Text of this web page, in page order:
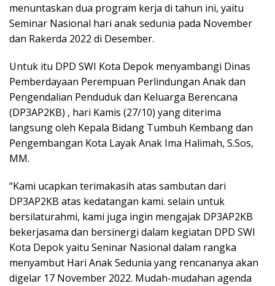
menuntaskan dua program kerja di tahun ini, yaitu
Seminar Nasional hari anak sedunia pada November
dan Rakerda 2022 di Desember.
Untuk itu DPD SWI Kota Depok menyambangi Dinas
Pemberdayaan Perempuan Perlindungan Anak dan
Pengendalian Penduduk dan Keluarga Berencana
(DP3AP2KB) , hari Kamis (27/10) yang diterima
langsung oleh Kepala Bidang Tumbuh Kembang dan
Pengembangan Kota Layak Anak Ima Halimah, S.Sos,
MM.
“Kami ucapkan terimakasih atas sambutan dari
DP3AP2KB atas kedatangan kami. selain untuk
bersilaturahmi, kami juga ingin mengajak DP3AP2KB
bekerjasama dan bersinergi dalam kegiatan DPD SWI
Kota Depok yaitu Seninar Nasional dalam rangka
menyambut Hari Anak Sedunia yang rencananya akan
digelar 17 November 2022. Mudah-mudahan agenda